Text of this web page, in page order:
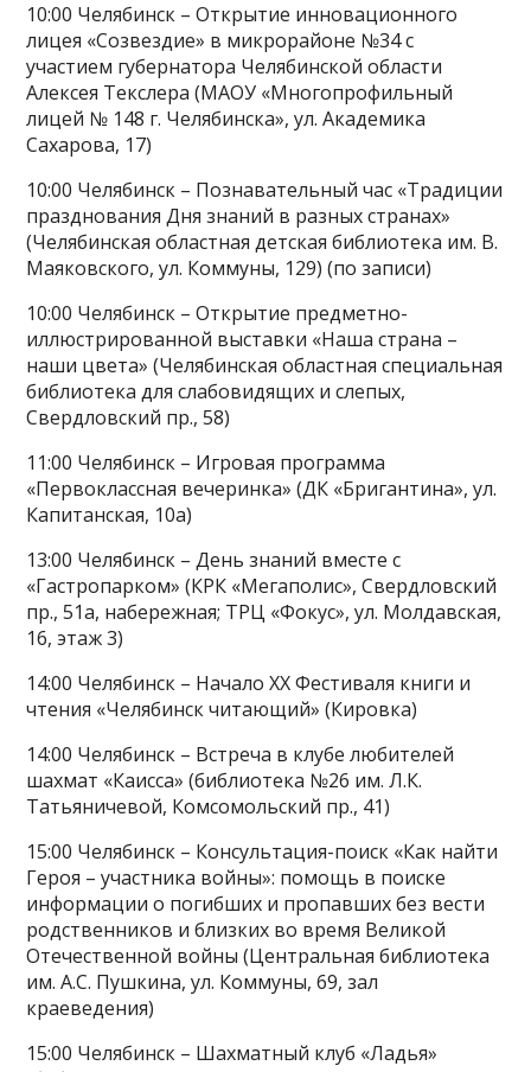
10:00 Челябинск – Открытие инновационного
лицея «Созвездие» в микрорайоне №34 с
участием губернатора Челябинской области
Алексея Текслера (МАОУ «Многопрофильный
лицей № 148 г. Челябинска», ул. Академика
Сахарова, 17)
10:00 Челябинск – Познавательный час «Традиции
празднования Дня знаний в разных странах»
(Челябинская областная детская библиотека им. В.
Маяковского, ул. Коммуны, 129) (по записи)
10:00 Челябинск – Открытие предметно-
иллюстрированной выставки «Наша страна –
наши цвета» (Челябинская областная специальная
библиотека для слабовидящих и слепых,
Свердловский пр., 58)
11:00 Челябинск – Игровая программа
«Первоклассная вечеринка» (ДК «Бригантина», ул.
Капитанская, 10а)
13:00 Челябинск – День знаний вместе с
«Гастропарком» (КРК «Мегаполис», Свердловский
пр., 51а, набережная; ТРЦ «Фокус», ул. Молдавская,
16, этаж 3)
14:00 Челябинск – Начало XX Фестиваля книги и
чтения «Челябинск читающий» (Кировка)
14:00 Челябинск – Встреча в клубе любителей
шахмат «Каисса» (библиотека №26 им. Л.К.
Татьяничевой, Комсомольский пр., 41)
15:00 Челябинск – Консультация-поиск «Как найти
Героя – участника войны»: помощь в поиске
информации о погибших и пропавших без вести
родственников и близких во время Великой
Отечественной войны (Центральная библиотека
им. А.С. Пушкина, ул. Коммуны, 69, зал
краеведения)
15:00 Челябинск – Шахматный клуб «Ладья»